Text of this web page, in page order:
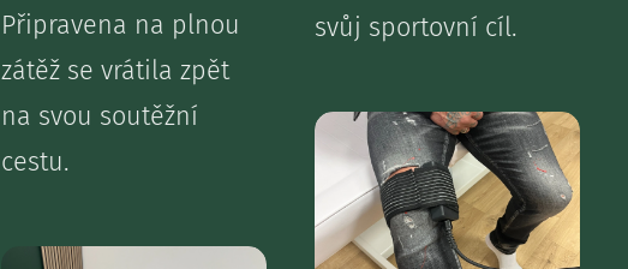
Připravena na plnou
zátěž se vrátila zpět
na svou soutěžní
cestu.
svůj sportovní cíl.